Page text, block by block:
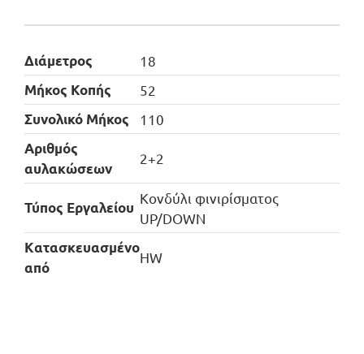
Διάμετρος
18
Μήκος Κοπής
52
Συνολικό Μήκος
110
Αριθμός
αυλακώσεων
2+2
Τύπος Εργαλείου
Κονδύλι φινιρίσματος
UP/DOWN
Kατασκευασμένο
από
HW